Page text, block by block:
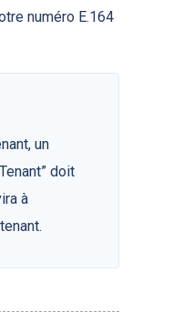
numéro E.164
un
doit
à